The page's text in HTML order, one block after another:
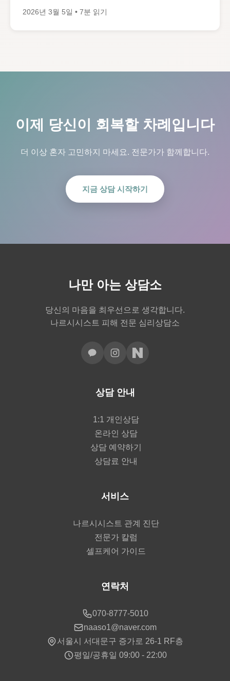
2026년 3월 5일 • 7분 읽기
이제 당신이 회복할 차례입니다
더 이상 혼자 고민하지 마세요. 전문가가 함께합니다.
지금 상담 시작하기
나만 아는 상담소
당신의 마음을 최우선으로 생각합니다.
나르시시스트 피해 전문 심리상담소
상담 안내
1:1 개인상담
온라인 상담
상담 예약하기
상담료 안내
서비스
나르시시스트 관계 진단
전문가 칼럼
셀프케어 가이드
연락처
070-8777-5010
naaso1@naver.com
서울시 서대문구 증가로 26-1 RF층
평일/공휴일 09:00 - 22:00